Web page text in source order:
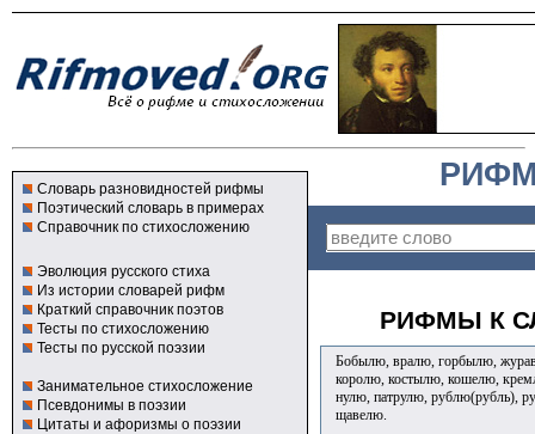
Словарь разновидностей рифмы
Поэтический словарь в примерах
Справочник по стихосложению
Эволюция русского стиха
Из истории словарей рифм
Краткий справочник поэтов
Тесты по стихосложению
Тесты по русской поэзии
Занимательное стихосложение
Псевдонимы в поэзии
Цитаты и афоризмы о поэзии
РИФМЫ К
Бобылю, вралю, горбылю,
королю, костылю, кошелю,
нулю, патрулю, рублю(рубль),
щавелю.